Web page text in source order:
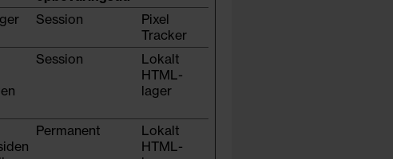
Session
Pixel
Tracker
Session
Lokalt
HTML-
lager
Permanent
Lokalt
HTML-